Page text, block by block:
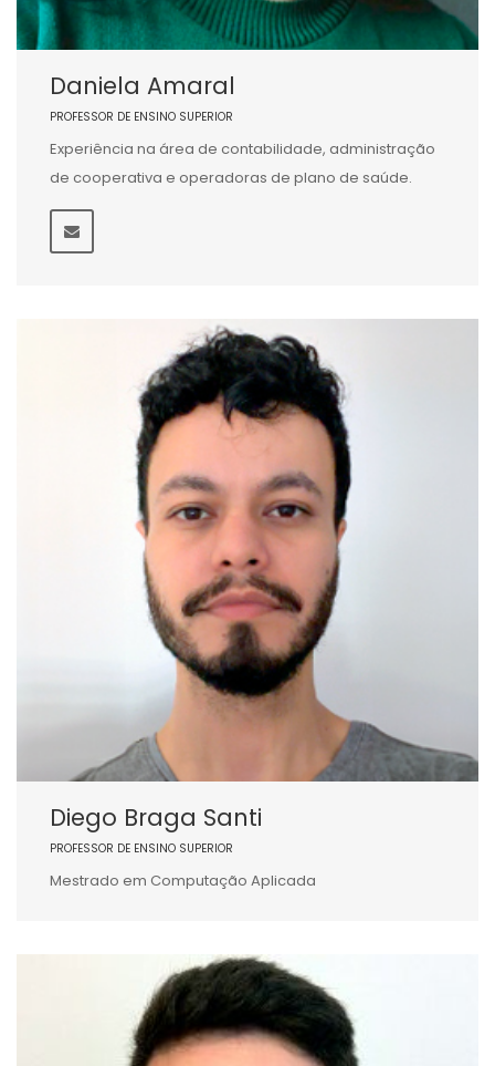
Daniela Amaral
PROFESSOR DE ENSINO SUPERIOR
Experiência na área de contabilidade, administração
de cooperativa e operadoras de plano de saúde.
Diego Braga Santi
PROFESSOR DE ENSINO SUPERIOR
Mestrado em Computação Aplicada